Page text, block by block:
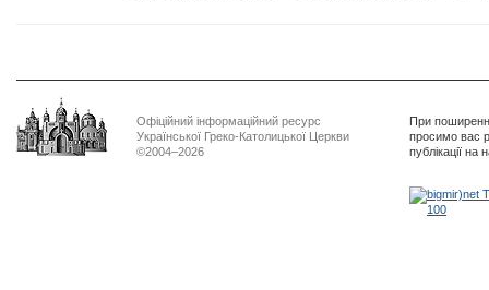
Офіційний інформаційний ресурс
Української Греко-Католицької Церкви
©2004–2026
При
просимо вас
публікації на